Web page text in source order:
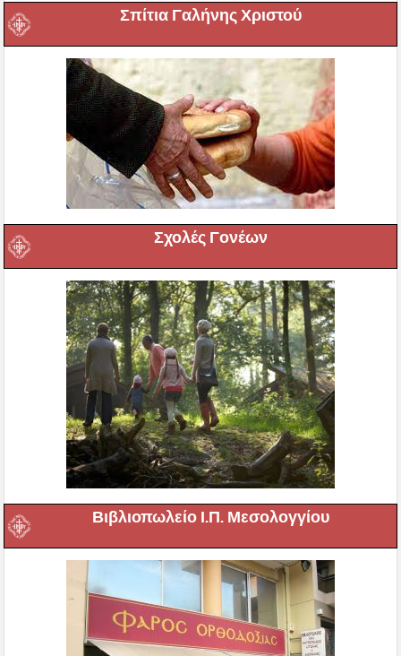
Σπίτια Γαλήνης Χριστού
Σχολές Γονέων
Βιβλιοπωλείο Ι.Π. Μεσολογγίου